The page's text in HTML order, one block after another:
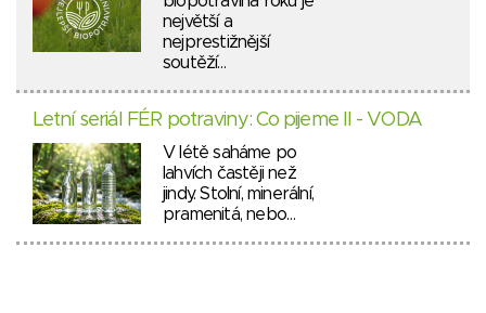
největší a
nejprestižnější
soutěží…
Letní seriál FÉR potraviny: Co pijeme II - VODA
V létě saháme po
lahvích častěji než
jindy. Stolní, minerální,
pramenitá, nebo…